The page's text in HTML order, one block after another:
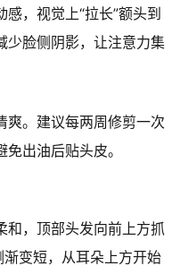
，视觉上“拉长”额头到
少脸侧阴影，让注意力集
爽。建议每两周修剪一次
出油后贴头皮。
和，顶部头发向前上方抓
渐变短，从耳朵上方开始